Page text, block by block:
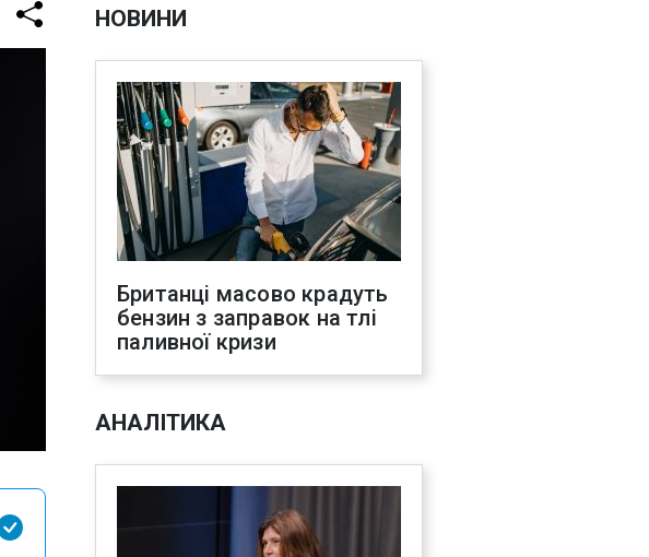
НОВИНИ
Британці масово крадуть
бензин з заправок на тлі
паливної кризи
АНАЛІТИКА